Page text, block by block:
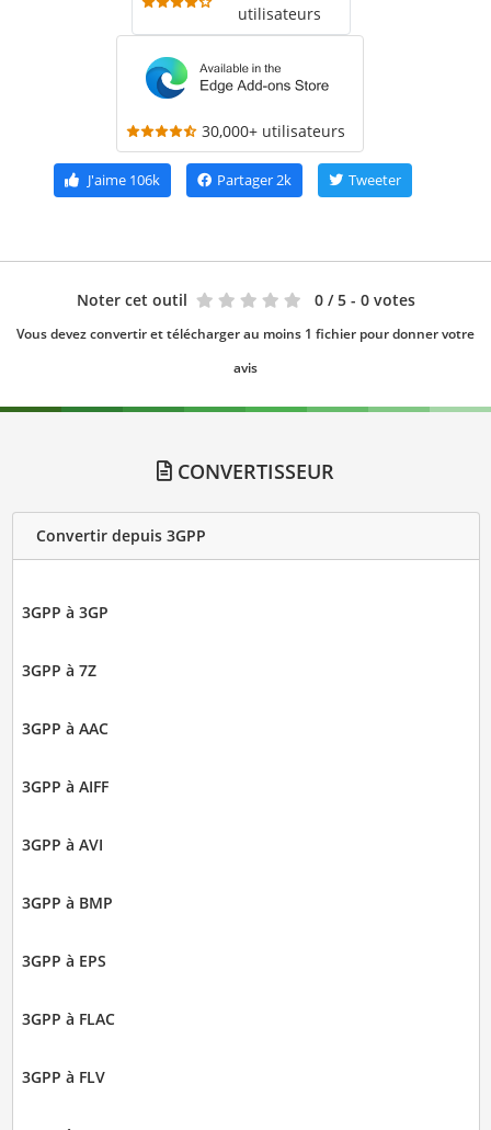
utilisateurs
30,000+ utilisateurs
J'aime106k Partager2k Tweeter
Noter cet outil 0 / 5 - 0 votes
Vous devez convertir et télécharger au moins 1 fichier pour donner votre
avis
CONVERTISSEUR
Convertir depuis 3GPP
3GPP à 3GP
3GPP à 7Z
3GPP à AAC
3GPP à AIFF
3GPP à AVI
3GPP à BMP
3GPP à EPS
3GPP à FLAC
3GPP à FLV